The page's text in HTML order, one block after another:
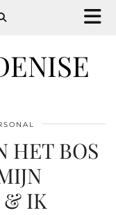
HET BOS
& IK